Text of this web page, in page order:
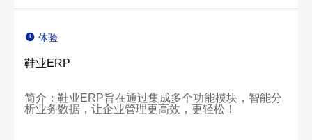
体验
鞋业ERP
简介：鞋业ERP旨在通过集成多个功能模块，智能分
析业务数据，让企业管理更高效，更轻松！